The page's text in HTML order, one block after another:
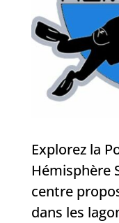
Explorez la
Hémisphère
centre
dans les